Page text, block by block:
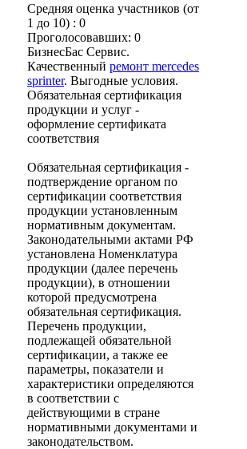
Средняя оценка участников (от
1 до 10) : 0
Проголосовавших: 0
БизнесБас Сервис.
Качественный ремонт mercedes
sprinter. Выгодные условия.
Обязательная сертификация
продукции и услуг -
оформление сертификата
соответствия
Обязательная сертификация -
подтверждение органом по
сертификации соответствия
продукции установленным
нормативным документам.
Законодательными актами РФ
установлена Номенклатура
продукции (далее перечень
продукции), в отношении
которой предусмотрена
обязательная сертификация.
Перечень продукции,
подлежащей обязательной
сертификации, а также ее
параметры, показатели и
характеристики определяются
в соответствии с
действующими в стране
нормативными документами и
законодательством.